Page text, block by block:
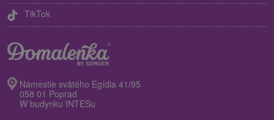
TikTok
Námestie svätého Egídia 41/95
058 01 Poprad
W budynku INTESu